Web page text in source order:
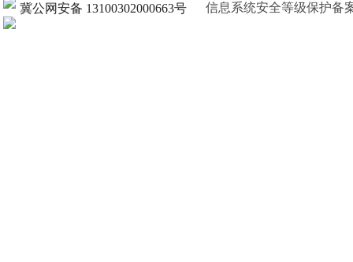
冀公网安备 13100302000663号
信息系统安全等级保护备